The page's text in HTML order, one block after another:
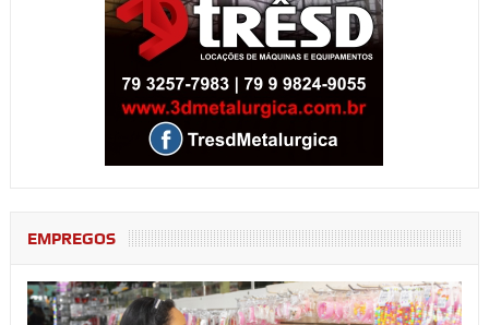
EMPREGOS